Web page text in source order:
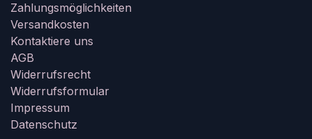
Zahlungsmöglichkeiten
Versandkosten
Kontaktiere uns
AGB
Widerrufsrecht
Widerrufsformular
Impressum
Datenschutz